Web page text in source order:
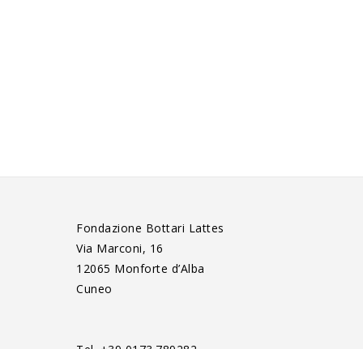
Fondazione Bottari Lattes
Via Marconi, 16
12065 Monforte d’Alba
Cuneo